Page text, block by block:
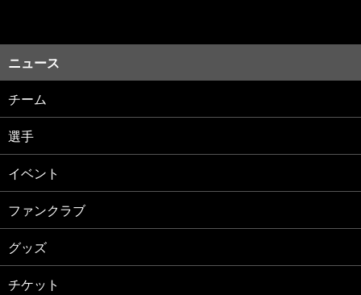
ニュース
チーム
選手
イベント
ファンクラブ
グッズ
チケット